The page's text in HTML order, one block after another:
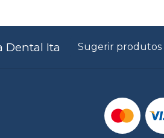
Dental Ita Sugerir produtos